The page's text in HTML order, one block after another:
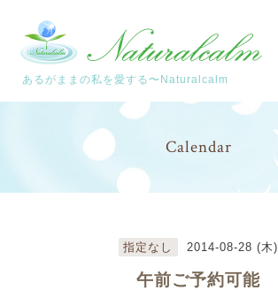
あるがままの私を愛する〜Naturalcalm
Calendar
指定なし 2014-08-28 (木)
午前ご予約可能